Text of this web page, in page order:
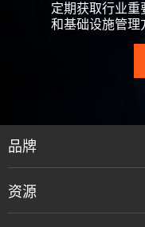
定期获取行业
和基础设施管理
品牌
资源